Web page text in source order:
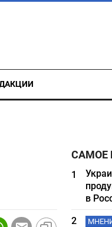
САМОЕ
1
в
2